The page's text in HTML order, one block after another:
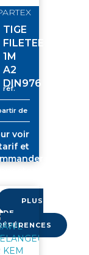
TIGE
FILETEE
1M
A2
DIN976
réf.
de
voir
et
PLUS
DE